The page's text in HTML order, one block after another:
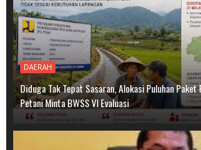
DAERAH
Diduga Tak Tepat Sasaran, Alokasi Puluhan
Petani Minta BWSS VI Evaluasi